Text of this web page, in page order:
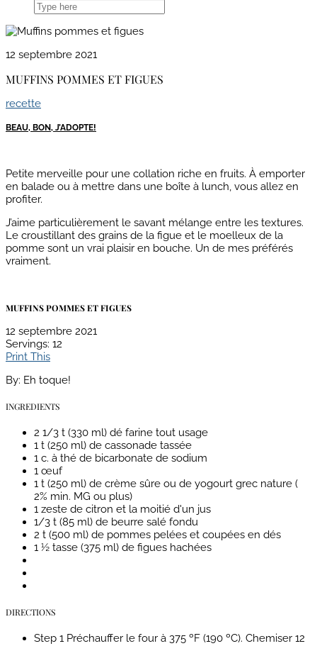
12 septembre 2021
MUFFINS POMMES ET FIGUES
recette
BEAU, BON, J’ADOPTE!
Petite merveille pour une collation riche en fruits. À emporter
en balade ou à mettre dans une boîte à lunch, vous allez en
profiter.
J’aime particulièrement le savant mélange entre les textures.
Le croustillant des grains de la figue et le moelleux de la
pomme sont un vrai plaisir en bouche. Un de mes préférés
vraiment.
MUFFINS POMMES ET FIGUES
12 septembre 2021
Servings: 12
Print This
By: Eh toque!
INGREDIENTS
2 1/3 t (330 ml) dé farine tout usage
1 t (250 ml) de cassonade tassée
1 c. à thé de bicarbonate de sodium
1 œuf
1 t (250 ml) de crème sûre ou de yogourt grec nature (
2% min. MG ou plus)
1 zeste de citron et la moitié d'un jus
1/3 t (85 ml) de beurre salé fondu
2 t (500 ml) de pommes pelées et coupées en dés
1 ½ tasse (375 ml) de figues hachées
DIRECTIONS
Step 1 Préchauffer le four à 375 ºF (190 ºC). Chemiser 12